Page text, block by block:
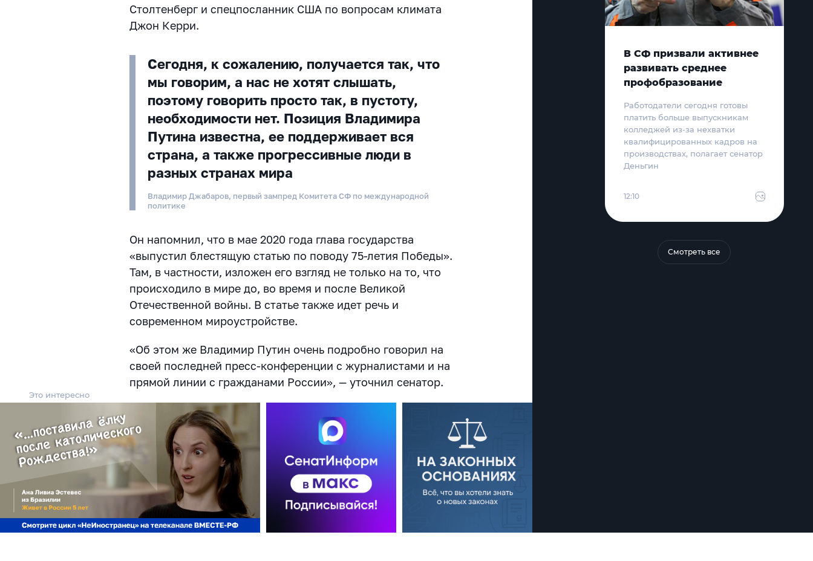
Столтенберг и спецпосланник США по вопросам климата
Джон Керри.
Сегодня, к сожалению, получается так, что
мы говорим, а нас не хотят слышать,
поэтому говорить просто так, в пустоту,
необходимости нет. Позиция Владимира
Путина известна, ее поддерживает вся
страна, а также прогрессивные люди в
разных странах мира
Владимир Джабаров, первый зампред Комитета СФ по международной
политике
Он напомнил, что в мае 2020 года глава государства
«выпустил блестящую статью по поводу 75-летия Победы».
Там, в частности, изложен его взгляд не только на то, что
происходило в мире до, во время и после Великой
Отечественной войны. В статье также идет речь и
современном мироустройстве.
«Об этом же Владимир Путин очень подробно говорил на
своей последней пресс-конференции с журналистами и на
прямой линии с гражданами России», — уточнил сенатор.
Это интересно
В СФ призвали активнее
развивать среднее
профобразование
Работодатели сегодня готовы
платить больше выпускникам
колледжей из-за нехватки
квалифицированных кадров на
производствах, полагает сенатор
Деньгин
12:10
Смотреть все